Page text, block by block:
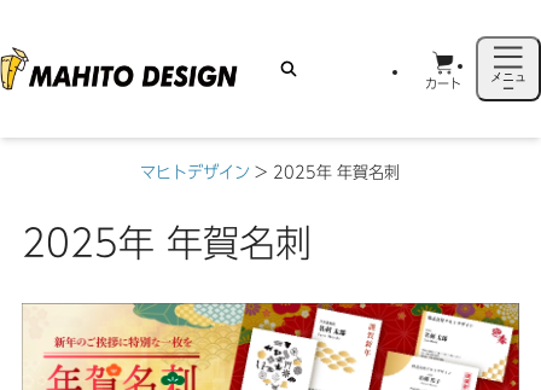
カート
メニュ
ー
マヒトデザイン > 2025年 年賀名刺
2025年 年賀名刺